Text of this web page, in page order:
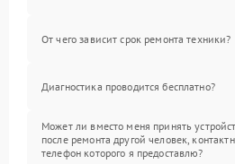
От чего зависит срок ремонта техники?
Диагностика проводится бесплатно?
Может ли вместо меня принять
после ремонта другой человек,
телефон которого я предоставлю?